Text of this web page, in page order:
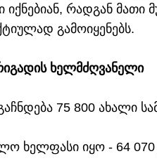
იქნებიან, რადგან მათი
გამოიყენებს.
ხელმძღვანელი
75 800 ახალი
ხელფასი იყო - 64